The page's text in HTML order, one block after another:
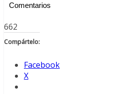
Comentarios
662
Compártelo:
Facebook
X